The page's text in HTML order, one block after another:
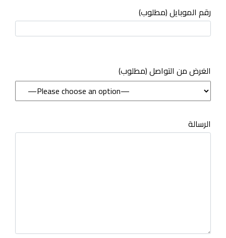
رقم الموبايل (مطلوب)
(مطلوب) الغرض من التواصل
الرسالة